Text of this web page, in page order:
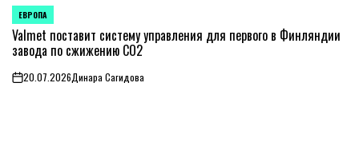
ОПУБЛИКОВАНО
В
ЕВРОПА
Valmet поставит систему управления для первого в Финляндии
завода по сжижению CO2
on20.07.2026Динара Сагидова